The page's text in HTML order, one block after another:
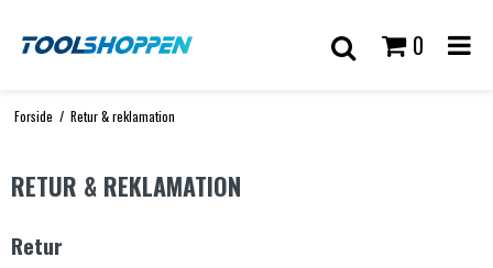
0
Forside / Retur & reklamation
RETUR & REKLAMATION
Retur